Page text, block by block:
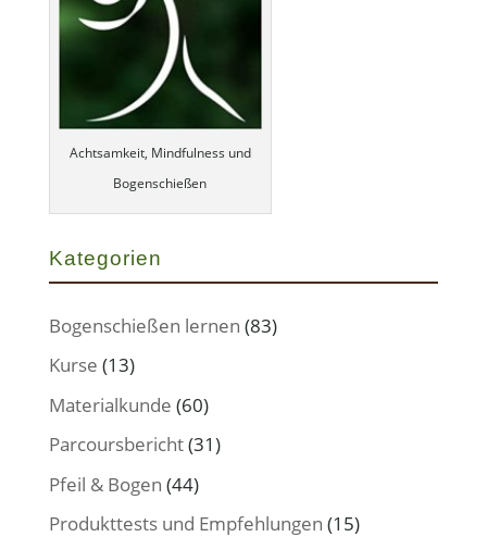
Achtsamkeit, Mindfulness und
Bogenschießen
Kategorien
Bogenschießen lernen (83)
Kurse (13)
Materialkunde (60)
Parcoursbericht(31)
Pfeil & Bogen (44)
Produkttests und Empfehlungen (15)